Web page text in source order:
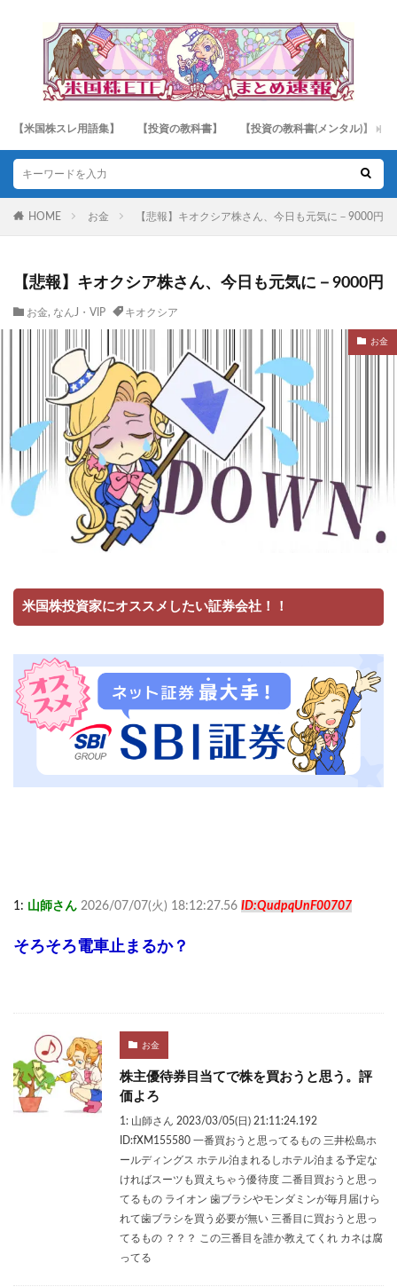
【米国株スレ用語集】 【投資の教科書】 【投資の教科書(メンタル)】
HOME お金 【悲報】キオクシア株さん、今日も元気に－9000円
【悲報】キオクシア株さん、今日も元気に－9000円
お金, なんJ・VIP キオクシア
お金
米国株投資家にオススメしたい証券会社！！
1: 山師さん 2026/07/07(火) 18:12:27.56 ID:QudpqUnF00707
そろそろ電車止まるか？
お金
株主優待券目当てで株を買おうと思う。評
価よろ
1: 山師さん 2023/03/05(日) 21:11:24.192
ID:fXM155580 一番買おうと思ってるもの 三井松島ホ
ールディングス ホテル泊まれるしホテル泊まる予定な
ければスーツも買えちゃう優待度 二番目買おうと思っ
てるもの ライオン 歯ブラシやモンダミンが毎月届けら
れて歯ブラシを買う必要が無い 三番目に買おうと思っ
てるもの ？？？ この三番目を誰か教えてくれ カネは腐
ってる